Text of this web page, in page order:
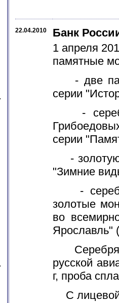
22.04.2010
Банк
1 апреля
памятные
- две
серии
-
серии
- золотую
"Зимние
-
золотые
во
Ярославль"
русской
г, проба
С лицевой